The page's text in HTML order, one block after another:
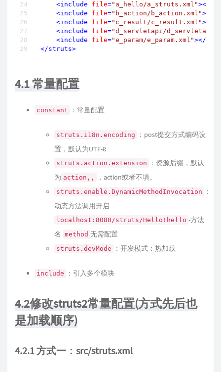
<include file="a_hello/a_struts.xml"></
<include file="b_action/b_action.xml">
<include file="c_result/c_result.xml">
<include file="d_servletapi/
<include file="e_param/e_param.xml"></
</struts>
4.1 常量配置
constant ：常量配置
struts.i18n.encoding
：post提交方式编码设
置，默认为UTF-8
struts.action.extension
：资源后缀，默认
为 action,, ，action或者不填。
struts.enable.DynamicMethodInvocation
：
动态方法调用开启
localhost:8080/struts/Hello!hello -方法
名 method 无需配置
struts.devMode ：开发模式：热加载
include ：引入多个模块
4.2修改struts2常量配置(方式先后也
是加载顺序)
4.2.1 方式一：src/struts.xml